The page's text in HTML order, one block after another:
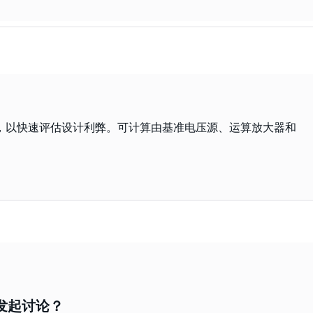
快速评估设计利弊。可计算由基准电压源、运算放大器和
起讨论？